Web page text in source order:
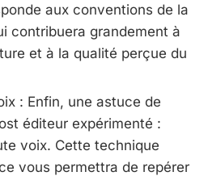
aux conventions de la
contribuera grandement à
et à la qualité perçue du
: Enfin, une astuce de
éditeur expérimenté :
voix. Cette technique
vous permettra de repérer